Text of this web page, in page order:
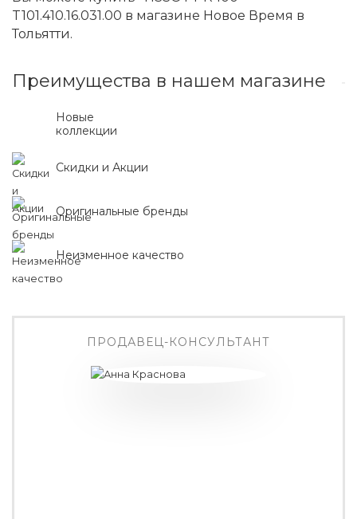
T101.410.16.031.00 в магазине Новое Время в
Тольятти.
Преимущества в нашем магазине
Новые
коллекции
Скидки и Акции
Оригинальные бренды
Неизменное качество
ПРОДАВЕЦ-КОНСУЛЬТАНТ